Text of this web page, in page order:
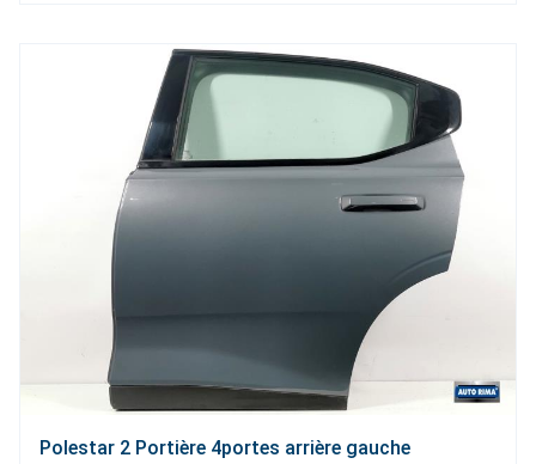
Polestar 2 Portière 4portes arrière gauche